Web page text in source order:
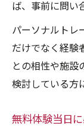
ば、事前に問い
パーソナルトレ
だけでなく経験
との相性や施設
検討している方
無料体験当日